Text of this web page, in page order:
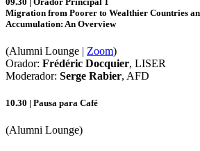
Migration from Poorer to Wealthier Countries
Accumulation: An Overview
(Alumni Lounge | Zoom)
Orador: Frédéric Docquier, LISER
Moderador: Serge Rabier, AFD
10.30 | Pausa para Café
(Alumni Lounge)